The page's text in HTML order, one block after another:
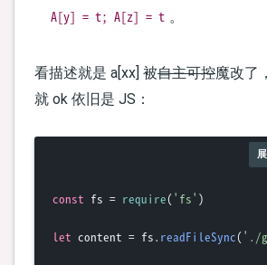
A[y] = t; A[z] = t 。
看描述就是 a[xx] 被自主可控魔改了
就 ok 依旧是 JS：
const fs = require('fs' )
let content = fs. readFileSync('./